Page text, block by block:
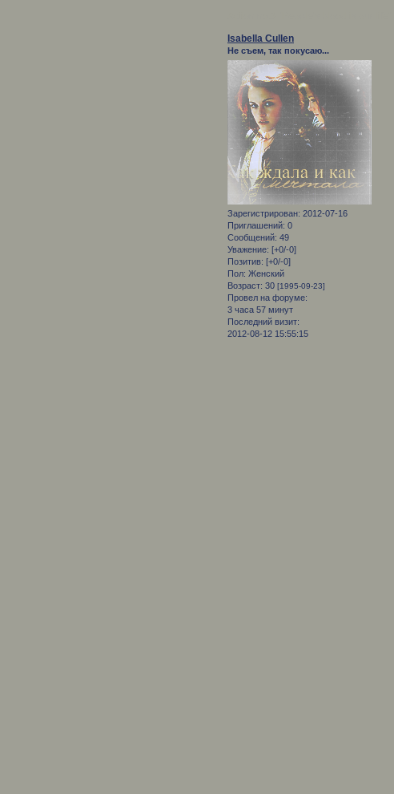
Isabella Cullen
Не съем, так покусаю...
Зарегистрирован: 2012-07-16
Приглашений: 0
Сообщений: 49
Уважение: [+0/-0]
Позитив: [+0/-0]
Пол: Женский
Возраст: 30 [1995-09-23]
Провел на форуме:
3 часа 57 минут
Последний визит:
2012-08-12 15:55:15